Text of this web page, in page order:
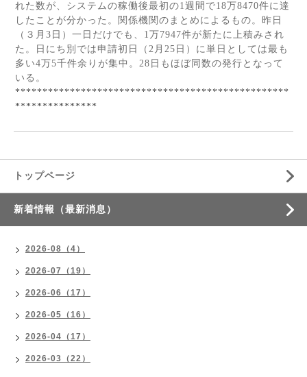
れた数が、システムの稼働後最初の1週間で18万8470件に達
したことが分かった。関係機関のまとめによるもの。昨日
（３月 3 日）一日だけでも、 1万7947件が新たに上積みされ
た。日にち別では申請初日（ 2 月 25 日）に単日としては最も
多い4万5千件余りが集中。 28 日もほぼ同数の発行となって
いる。
**************************************************
***************
トップページ
新着情報（最新消息）
2026-08（4）
2026-07（19）
2026-06（17）
2026-05（16）
2026-04（17）
2026-03（22）